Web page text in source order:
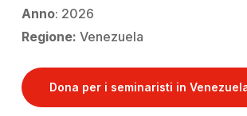
Anno: 2026
Regione: Venezuela
Dona per i seminaristi in